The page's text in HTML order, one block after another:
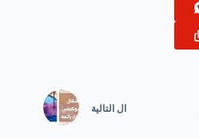
ال التالية